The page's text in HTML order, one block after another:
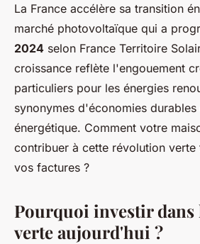
La France accélère sa transition
marché photovoltaïque qui a
2024 selon France Territoire
croissance reflète l'engouement
particuliers pour les énergies
synonymes d'économies
énergétique. Comment votre
contribuer à cette révolution verte
vos factures ?
Pourquoi investir dans
verte aujourd'hui ?